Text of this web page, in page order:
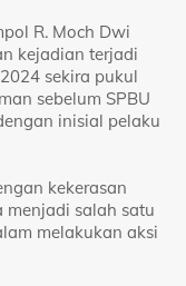
R. Moch Dwi
kejadian terjadi
sekira pukul
sebelum SPBU
inisial pelaku
kekerasan
menjadi salah satu
melakukan aksi